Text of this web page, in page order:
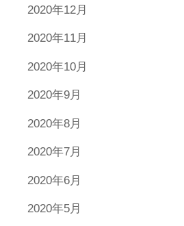
2020年12月
2020年11月
2020年10月
2020年9月
2020年8月
2020年7月
2020年6月
2020年5月